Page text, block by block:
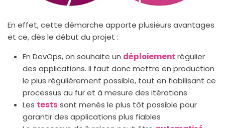
En effet, cette démarche apporte plusieurs avantages
et ce, dès le début du projet :
En DevOps, on souhaite un déploiement régulier
des applications. Il faut donc mettre en production
le plus régulièrement possible, tout en fiabilisant ce
processus au fur et à mesure des itérations
Les tests sont menés le plus tôt possible pour
garantir des applications plus fiables